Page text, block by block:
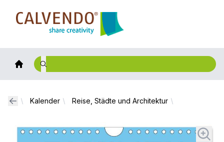
Calvendo
Kalender Reise, Städte und Architektur